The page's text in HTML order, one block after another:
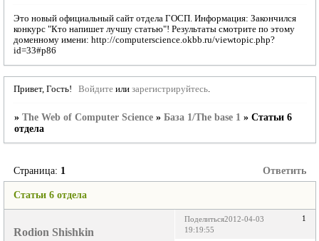
Это новый официальный сайт отдела ГОСП. Информация: Закончился
конкурс "Кто напишет лучшу статью"! Результаты смотрите по этому
доменному имени: http://computerscience.okbb.ru/viewtopic.php?
id=33#p86
Привет, Гость! Войдитеили зарегистрируйтесь.
» The Web of Computer Science » База 1/The base 1 » Статьи 6
отдела
Статьи 6 отдела
Страница: 1 Ответить
Поделиться 1
2012-04-03
19:19:55
Rodion Shishkin